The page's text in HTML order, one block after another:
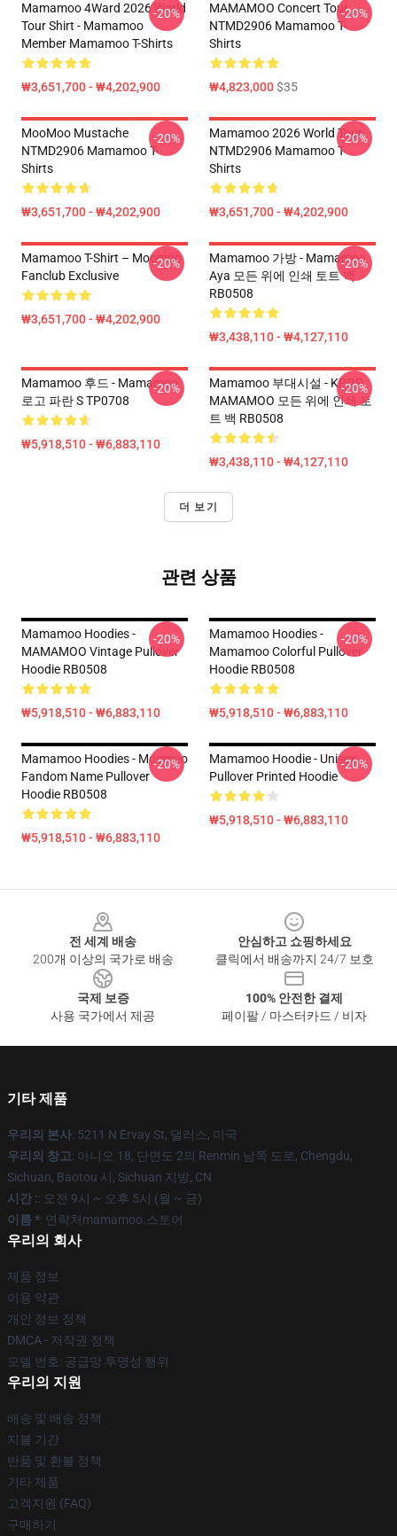
Mamamoo 4Ward 2026 World
Tour Shirt - Mamamoo
Member Mamamoo T-Shirts
₩3,651,700 - ₩4,202,900
-20%
MAMAMOO Concert Tour
NTMD2906 Mamamoo T-
Shirts
₩4,823,000$35
-20%
MooMoo Mustache
NTMD2906 Mamamoo T-
Shirts
₩3,651,700 - ₩4,202,900
-20%
Mamamoo 2026 World Tour
NTMD2906 Mamamoo T-
Shirts
₩3,651,700 - ₩4,202,900
-20%
Mamamoo T-Shirt – Moomoo
Fanclub Exclusive
₩3,651,700 - ₩4,202,900
-20%
Mamamoo 가방 - Mamamoo
Aya 모든 위에 인쇄 토트 백
RB0508
₩3,438,110 - ₩4,127,110
-20%
Mamamoo 후드 - Mamamoo
로고 파란 S TP0708
₩5,918,510 - ₩6,883,110
-20%
Mamamoo 부대시설 - KPOP
MAMAMOO 모든 위에 인쇄 토
트 백 RB0508
₩3,438,110 - ₩4,127,110
-20%
더 보기
관련 상품
Mamamoo Hoodies -
MAMAMOO Vintage Pullover
Hoodie RB0508
₩5,918,510 - ₩6,883,110
-20%
Mamamoo Hoodies -
Mamamoo Colorful Pullover
Hoodie RB0508
₩5,918,510 - ₩6,883,110
-20%
Mamamoo Hoodies - Moomoo
Fandom Name Pullover
Hoodie RB0508
₩5,918,510 - ₩6,883,110
-20%
Mamamoo Hoodie - Unisex
Pullover Printed Hoodie
₩5,918,510 - ₩6,883,110
-20%
전 세계 배송
200개 이상의 국가로 배송
안심하고 쇼핑하세요
클릭에서 배송까지 24/7 보호
국제 보증
사용 국가에서 제공
100% 안전한 결제
페이팔 / 마스터카드 / 비자
기타 제품
우리의 본사: 5211 N Ervay St, 댈러스, 미국
우리의 창고: 아니오 18, 단면도 2의 Renmin 남쪽 도로, Chengdu,
Sichuan, Baotou 시, Sichuan 지방, CN
시간 :: 오전 9시 ~ 오후 5시 (월 ~ 금)
이름 *: 연락처mamamoo.스토어
우리의 회사
제품 정보
이용 약관
개인 정보 정책
DMCA - 저작권 정책
모델 번호: 공급망 투명성 행위
우리의 지원
배송 및 배송 정책
지불 기간
반품 및 환불 정책
기타 제품
고객지원 (FAQ)
구매하기